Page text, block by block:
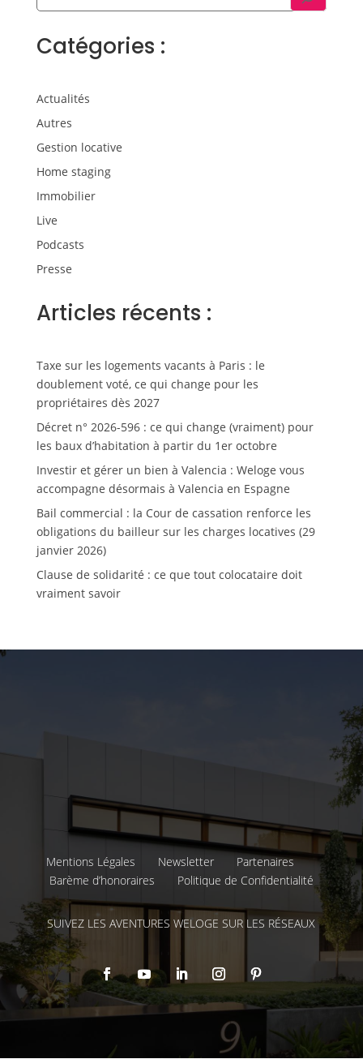
Catégories :
Actualités
Autres
Gestion locative
Home staging
Immobilier
Live
Podcasts
Presse
Articles récents :
Taxe sur les logements vacants à Paris : le
doublement voté, ce qui change pour les
propriétaires dès 2027
Décret n° 2026-596 : ce qui change (vraiment) pour
les baux d’habitation à partir du 1er octobre
Investir et gérer un bien à Valencia : Weloge vous
accompagne désormais à Valencia en Espagne
Bail commercial : la Cour de cassation renforce les
obligations du bailleur sur les charges locatives (29
janvier 2026)
Clause de solidarité : ce que tout colocataire doit
vraiment savoir
Mentions Légales Newsletter
Partenaires
Barème d’honoraires
Politique de Confidentialité
SUIVEZ LES AVENTURES WELOGE SUR LES RÉSEAUX